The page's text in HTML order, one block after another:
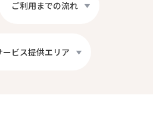
ご利用までの流れ
ービス提供エリア